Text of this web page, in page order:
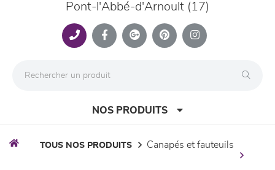
Pont-l'Abbé-d'Arnoult (17)
NOS PRODUITS
TOUS NOS PRODUITS canapés et fauteuils